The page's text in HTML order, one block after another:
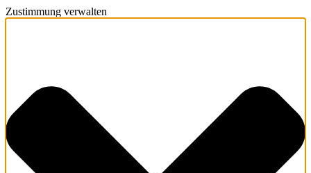
Zustimmung verwalten